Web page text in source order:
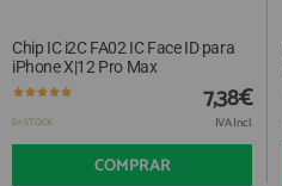
Chip IC i2C FA02 IC Face ID para
iPhone X|12 Pro Max
En STOCK
7,38€
IVA Incl.
COMPRAR